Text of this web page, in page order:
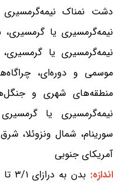
دشت نمناک نیمه‌گرمسیری
نیمه‌گرمسیری یا
نیمه‌گرمسیری یا
موسمی و دوره‌ای،
منطقه‌های شهری و
نیمه‌گرمسیری یا
سورینام، شمال ونزوئلا،
آمریکای جنوبی
اندازه: